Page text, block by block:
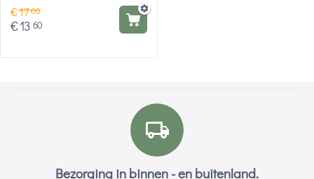
€1700
€13 60
Bezorging in binnen - en buitenland.